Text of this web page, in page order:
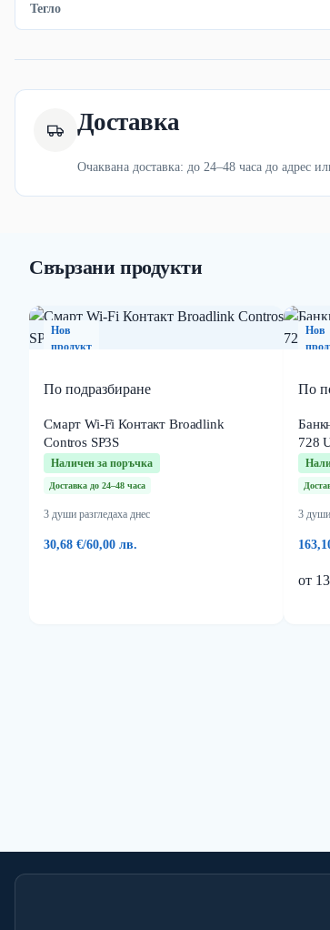
Тегло
Доставка
Очаквана доставка: до 24–48 часа до адрес
Свързани продукти
Нов
продукт
По подразбиране
Смарт Wi-Fi Контакт Broadlink
Contros SP3S
Наличен за поръчка
Доставка до 24–48 часа
3 души разгледаха днес
30,68 €/60,00 лв.
Нов
По
728
3 души
от